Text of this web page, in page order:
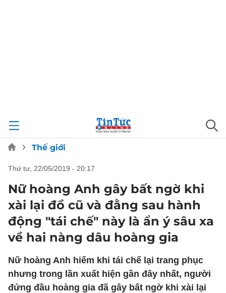
Thế giới
thứ tư, 22/05/2019 - 20:17
Nữ hoàng Anh gây bất ngờ khi
xài lại đồ cũ và đằng sau hành
động "tái chế" này là ẩn ý sâu xa
về hai nàng dâu hoàng gia
Nữ hoàng Anh hiếm khi tái chế lại trang phục
nhưng trong lần xuất hiện gần đây nhất, người
đứng đầu hoàng gia đã gây bất ngờ khi xài lại